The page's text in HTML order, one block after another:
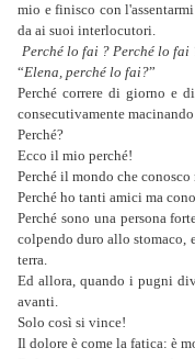
mio e finisco con
da ai suoi interlocutori.
Perché lo fai ? Perché lo fai
“Elena, perché lo fai?”
Perché correre di giorno e
consecutivamente
Perché?
Ecco il mio perché!
Perché il mondo che
Perché ho tanti amici ma
Perché sono una persona
colpendo duro allo stomaco,
terra.
Ed allora, quando i pugni
avanti.
Solo così si vince!
Il dolore è come la fatica: è